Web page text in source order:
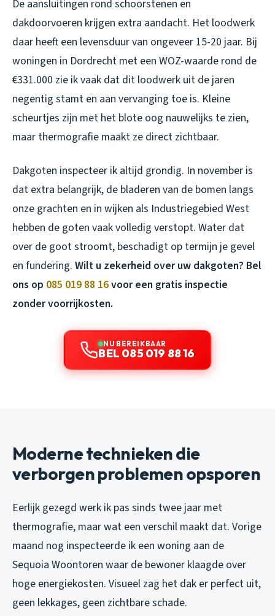
De aansluitingen rond schoorstenen en
dakdoorvoeren krijgen extra aandacht. Het loodwerk
daar heeft een levensduur van ongeveer 15-20 jaar. Bij
woningen in Dordrecht met een WOZ-waarde rond de
€331.000 zie ik vaak dat dit loodwerk uit de jaren
negentig stamt en aan vervanging toe is. Kleine
scheurtjes zijn met het blote oog nauwelijks te zien,
maar thermografie maakt ze direct zichtbaar.
Dakgoten inspecteer ik altijd grondig. In november is
dat extra belangrijk, de bladeren van de bomen langs
onze grachten en in wijken als Industriegebied West
hebben de goten vaak volledig verstopt. Water dat
over de goot stroomt, beschadigt op termijn je gevel
en fundering. Wilt u zekerheid over uw dakgoten? Bel
ons op 085 019 88 16voor een gratis inspectie
zonder voorrijkosten.
NU BEREIKBAAR
BEL 085 019 88 16
Moderne technieken die
verborgen problemen opsporen
Eerlijk gezegd werk ik pas sinds twee jaar met
thermografie, maar wat een verschil maakt dat. Vorige
maand nog inspecteerde ik een woning aan de
Sequoia Woontoren waar de bewoner klaagde over
hoge energiekosten. Visueel zag het dak er perfect uit,
geen lekkages, geen zichtbare schade.